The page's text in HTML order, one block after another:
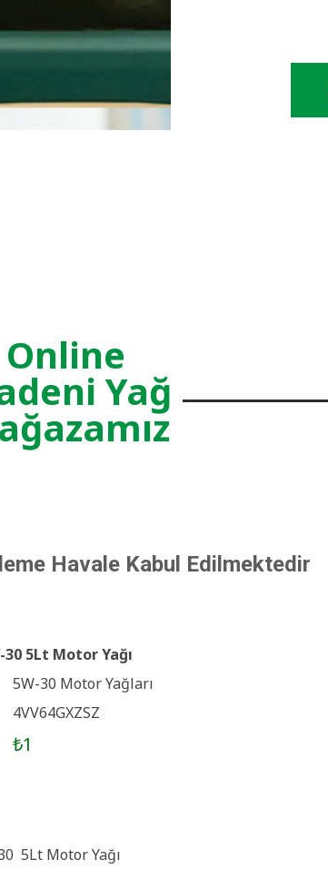
Online
Yağ
Havale Kabul Edilmektedir
5Lt Motor Yağı
5W-30 Motor Yağları
4VV64GXZSZ
₺1
5Lt Motor Yağı